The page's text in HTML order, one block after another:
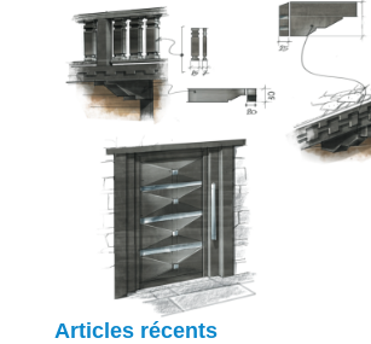
Articles récents